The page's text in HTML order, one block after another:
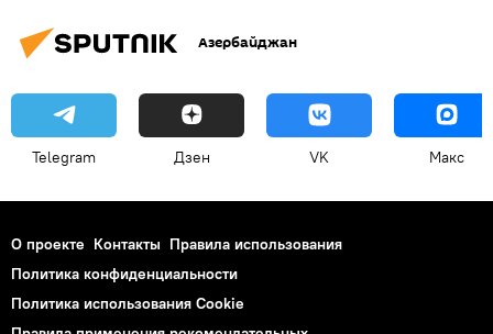
Азербайджан
Telegram Дзен VK Макс
О проекте Контакты Правила использования
Политика конфиденциальности
Политика использования Cookie